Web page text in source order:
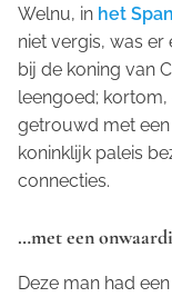
Welnu, in het
niet vergis, was er
bij de koning van
leengoed;
getrouwd met
koninklijk paleis
connecties.
…met een
Deze man had